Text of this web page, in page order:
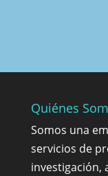
Quiénes
Somos una
servicios de
investigación,